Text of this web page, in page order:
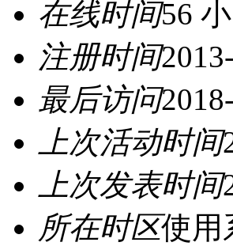
在线时间56
注册时间
最后访问
上次活动时间
上次发表时间
所在时区使用